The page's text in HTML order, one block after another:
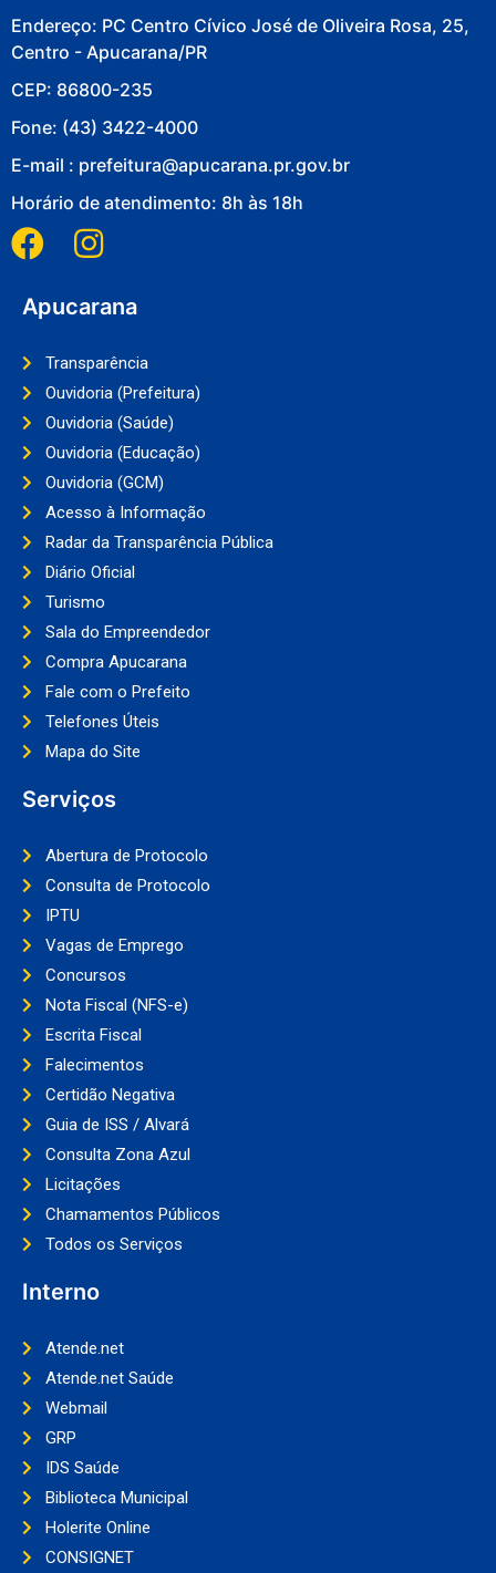
Endereço: PC Centro Cívico José de Oliveira Rosa, 25,
Centro - Apucarana/PR
CEP: 86800-235
Fone: (43) 3422-4000
E-mail : prefeitura@apucarana.pr.gov.br
Horário de atendimento: 8h às 18h
Apucarana
Transparência
Ouvidoria (Prefeitura)
Ouvidoria (Saúde)
Ouvidoria (Educação)
Ouvidoria (GCM)
Acesso à Informação
Radar da Transparência Pública
Diário Oficial
Turismo
Sala do Empreendedor
Compra Apucarana
Fale com o Prefeito
Telefones Úteis
Mapa do Site
Serviços
Abertura de Protocolo
Consulta de Protocolo
IPTU
Vagas de Emprego
Concursos
Nota Fiscal (NFS-e)
Escrita Fiscal
Falecimentos
Certidão Negativa
Guia de ISS / Alvará
Consulta Zona Azul
Licitações
Chamamentos Públicos
Todos os Serviços
Interno
Atende.net
Atende.net Saúde
Webmail
GRP
IDS Saúde
Biblioteca Municipal
Holerite Online
CONSIGNET